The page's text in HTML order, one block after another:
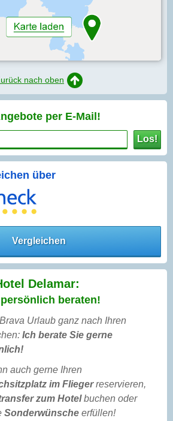
nach oben
per E-Mail!
Los!
über
Vergleichen
Delamar:
beraten!
Urlaub ganz nach Ihren
Ich berate Sie gerne
auch gerne Ihren
im Fliegerreservieren,
zum Hotelbuchen oder
Sonderwünsche erfüllen!